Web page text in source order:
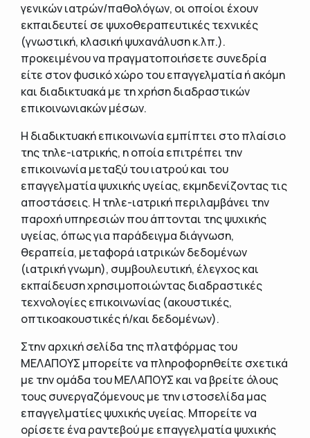
γενικών ιατρών/παθολόγων, οι οποίοι έχουν
εκπαιδευτεί σε ψυχοθεραπευτικές τεχνικές
(γνωστική, κλασική ψυχανάλυση κ.λπ.).
προκειμένου να πραγματοποιήσετε συνεδρία
είτε στον φυσικό χώρο του επαγγελματία ή ακόμη
και διαδικτυακά με τη χρήση διαδραστικών
επικοινωνιακών μέσων.
Η διαδικτυακή επικοινωνία εμπίπτει στο πλαίσιο
της τηλε-ιατρικής, η οποία επιτρέπει την
επικοινωνία μεταξύ του ιατρού και του
επαγγελματία ψυχικής υγείας, εκμηδενίζοντας τις
αποστάσεις. Η τηλε-ιατρική περιλαμβάνει την
παροχή υπηρεσιών που άπτονται της ψυχικής
υγείας, όπως για παράδειγμα διάγνωση,
θεραπεία, μεταφορά ιατρικών δεδομένων
(ιατρική γνωμη), συμβουλευτική, έλεγχος και
εκπαίδευση χρησιμοποιώντας διαδραστικές
τεχνολογίες επικοινωνίας (ακουστικές,
οπτικοακουστικές ή/και δεδομένων).
Στην αρχική σελίδα της πλατφόρμας του
ΜΕΛΑΠΟΥΣ μπορείτε να πληροφορηθείτε σχετικά
με την ομάδα του ΜΕΛΑΠΟΥΣ και να βρείτε όλους
τους συνεργαζόμενους με την ιστοσελίδα μας
επαγγελματίες ψυχικής υγείας. Μπορείτε να
ορίσετε ένα ραντεβού με επαγγελματία ψυχικής